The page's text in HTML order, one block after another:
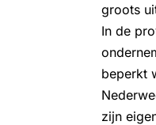
groots
In de
beperkt
zijn